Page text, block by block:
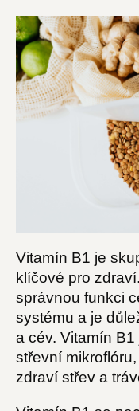
Vitamín B1 je
klíčové pro
správnou funkci
systému a je
a cév. Vitamín
střevní
zdraví střev a